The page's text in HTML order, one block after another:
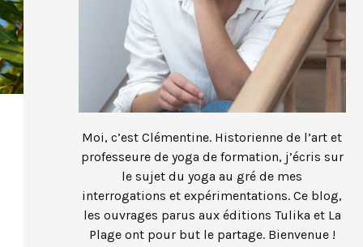
Moi, c’est Clémentine. Historienne de l’art et
professeure de yoga de formation, j’écris sur
le sujet du yoga au gré de mes
interrogations et expérimentations. Ce blog,
les ouvrages parus aux éditions Tulika et La
Plage ont pour but le partage. Bienvenue !